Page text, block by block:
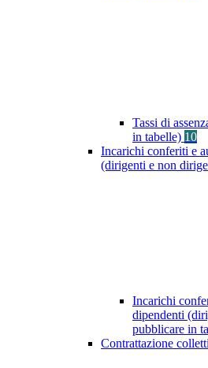
Tassi di
in tabelle) 10
Incarichi conferiti e
(dirigenti e non
Incarichi
dipendenti
pubblicare in
Contrattazione